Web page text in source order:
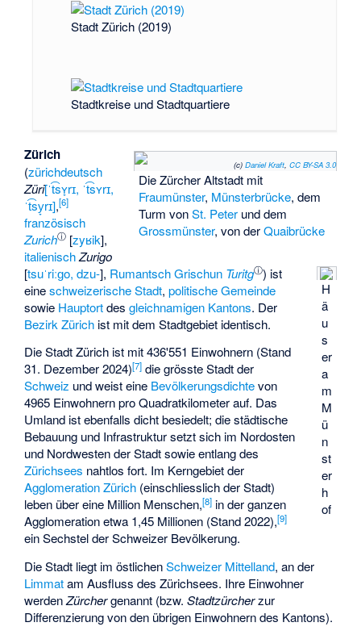
Stadt Zürich (2019)
Stadtkreise und Stadtquartiere
(c) Daniel Kraft, CC BY-SA 3.0
Die Zürcher Altstadt mit
Fraumünster, Münsterbrücke, dem
Turm vonSt. Peterund dem
Grossmünster, von derQuaibrücke
H
ä
u
s
er
a
m
M
ü
n
st
er
h
of
Zürich
(zürichdeutsch
Züri[ˈt͡sʏ̞rɪ, ˈt͡sʏrɪ,
ˈt͡sy̞rɪ],[6]
französisch
Zurichⓘ [zyʁik],
italienisch Zurigo
[tsuˈriːɡo, dzu-], Rumantsch Grischun Turitgⓘ) ist
eineschweizerische Stadt,politische Gemeinde
sowie Hauptortdesgleichnamigen Kantons. Der
Bezirk Zürich ist mit dem Stadtgebiet identisch.
Die Stadt Zürich ist mit 436'551 Einwohnern (Stand
31. Dezember 2024)[7] die grösste Stadt der
Schweiz und weist eine Bevölkerungsdichtevon
4965 Einwohnern pro Quadratkilometer auf. Das
Umland ist ebenfalls dicht besiedelt; die städtische
Bebauung und Infrastruktur setzt sich im Nordosten
und Nordwesten der Stadt sowie entlang des
Zürichsees nahtlos fort. Im Kerngebiet der
Agglomeration Zürich (einschliesslich der Stadt)
leben über eine Million Menschen,[8] in der ganzen
Agglomeration etwa 1,45 Millionen (Stand 2022),[9]
ein Sechstel der Schweizer Bevölkerung.
Die Stadt liegt im östlichenSchweizer Mittelland, an der
Limmatam Ausfluss des Zürichsees. Ihre Einwohner
werdenZürchergenannt (bzw.Stadtzürcherzur
Differenzierung von den übrigen Einwohnern des Kantons).